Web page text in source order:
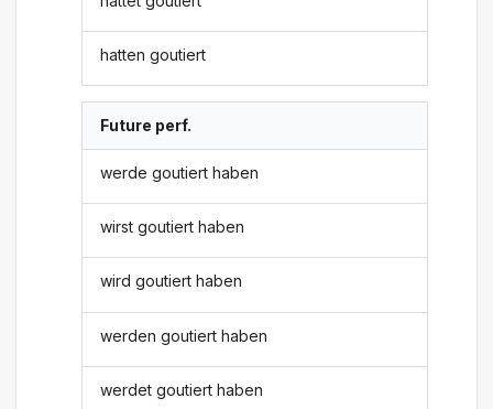
hatten goutiert
Future perf.
werde goutiert haben
wirst goutiert haben
wird goutiert haben
werden goutiert haben
werdet goutiert haben